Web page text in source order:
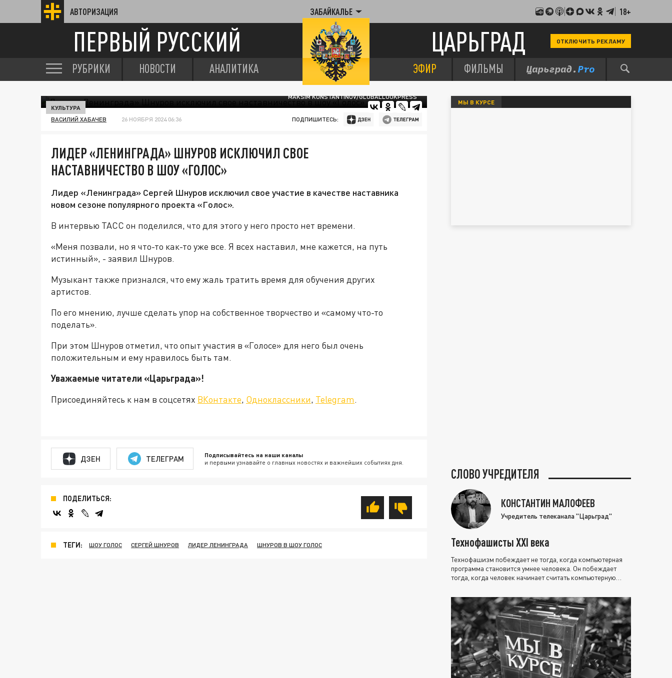
АВТОРИЗАЦИЯ ЗАБАЙКАЛЬЕ 18+
ПЕРВЫЙ РУССКИЙ ЦАРЬГРАД ОТКЛЮЧИТЬ РЕКЛАМУ
РУБРИКИ НОВОСТИ АНАЛИТИКА ЭФИР ФИЛЬМЫ
MAKSIM KONSTANTINOV/GLOBALLOOKPRESS
КУЛЬТУРА
ВАСИЛИЙ ХАБАЧЕВ 26 НОЯБРЯ 2024 06:36 ПОДПИШИТЕСЬ:
ЛИДЕР «ЛЕНИНГРАДА» ШНУРОВ ИСКЛЮЧИЛ СВОЕ
НАСТАВНИЧЕСТВО В ШОУ «ГОЛОС»
Лидер «Ленинграда» Сергей Шнуров исключил свое участие в качестве наставника
новом сезоне популярного проекта «Голос».
В интервью ТАСС он поделился, что для этого у него просто нет времени.
«Меня позвали, но я что-то как-то уже все. Я всех наставил, мне кажется, на путь
истинный», - заявил Шнуров.
Музыкант также признался, что ему жаль тратить время для обучения других
артистов.
По его мнению, лучше сделать упор на собственное творчество и «самому что-то
поделать».
При этом Шнуров отметил, что опыт участия в «Голосе» для него был очень
положительным и ему нравилось быть там.
Уважаемые читатели «Царьграда»!
Присоединяйтесь к нам в соцсетях ВКонтакте, Одноклассники, Telegram.
ДЗЕН ТЕЛЕГРАМ Подписывайтесь на наши каналы
и первыми узнавайте о главных новостях и важнейших событиях дня.
ПОДЕЛИТЬСЯ:
ТЕГИ: ШОУ ГОЛОС СЕРГЕЙ ШНУРОВ ЛИДЕР ЛЕНИНГРАДА ШНУРОВ В ШОУ ГОЛОС
МЫ В КУРСЕ
СЛОВО УЧРЕДИТЕЛЯ
КОНСТАНТИН МАЛОФЕЕВ
Учредитель телеканала "Царьград"
Технофашисты XXI века
Технофашизм побеждает не тогда, когда компьютерная
программа становится умнее человека. Он побеждает
тогда, когда человек начинает считать компьютерную